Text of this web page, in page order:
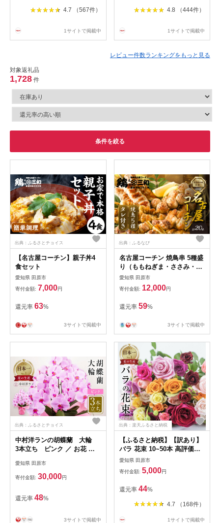
お中元 ごはんのお供 米 お米
4.7 （567件）
1サイトで掲載中
市 人気 5000円 12000円 愛知
4.8 （444件）
1サイトで掲載中
レビュー件数ランキングをもっと見る
対象返礼品
1,728 件
条件を絞る
出典：ふるさとチョイス
【名古屋コーチン】親子丼4
食セット
愛知県 田原市
寄付金額: 7,000円
還元率 63%
3サイトで掲載中
出典：ふるなび
名古屋コーチン 焼鳥串 5種盛
り（ももねぎま・ささみ・ぼ
んじり・皮・つくね）各4本
たれ付き
愛知県 田原市
寄付金額: 12,000円
還元率 59%
3サイトで掲載中
出典：ふるさとチョイス
中村洋ランの胡蝶蘭 大輪
3本立ち ピンク ／ お花 生
地直送 田原市 渥美半島
愛知県 田原市
寄付金額: 30,000円
還元率 48%
3サイトで掲載中
出典：楽天ふるさと納税
【ふるさと納税】【訳あり】
バラ 花束 10~50本 高評価
★4.8 花 ブーケ 訳あり 規格
外 ご自宅用 チャーミングロ
ーズ 薔薇 ローズ 生花 ミック
ス 赤 ピンク 誕生日 フラワー
雑貨 インテリア 産地直送 人
気 母の日 父の日 遅れてごめ
愛知県 田原市
寄付金額: 5,000円
還元率 44%
4.7 （168件）
1サイトで掲載中